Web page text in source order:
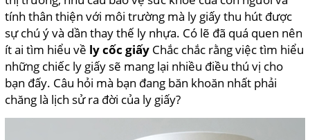
tính thân thiện với môi trường mà ly giấy thu hút được
sự chú ý và dần thay thế ly nhựa. Có lẽ đã quá quen nên
ít ai tìm hiểu về ly cốc giấy Chắc chắc rằng việc tìm hiểu
những chiếc ly giấy sẽ mang lại nhiều điều thú vị cho
bạn đấy. Câu hỏi mà bạn đang băn khoăn nhất phải
chăng là lịch sử ra đời của ly giấy?